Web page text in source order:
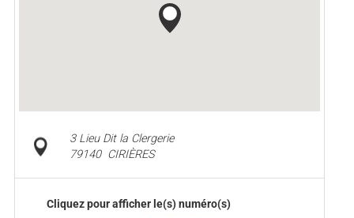
3 Lieu Dit la Clergerie
79140 CIRIÈRES
Cliquez pour afficher le(s) numéro(s)